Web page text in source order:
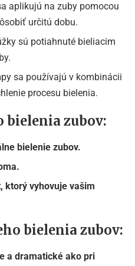
aplikujú na zuby pomocou
určitú dobu.
sú potiahnuté bieliacim
sa používajú v kombinácii
procesu bielenia.
bielenia zubov:
bielenie zubov.
ktorý vyhovuje vašim
bielenia zubov:
a dramatické ako pri